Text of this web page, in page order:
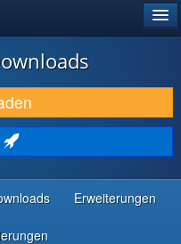
Erweiterungen